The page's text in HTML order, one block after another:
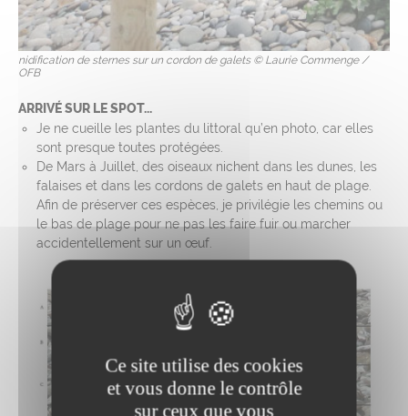
nidification de sternes sur un cordon de galets © Laurie Commenge /
OFB
ARRIVÉ SUR LE SPOT...
Je ne cueille les plantes du littoral qu’en photo, car elles
sont presque toutes protégées.
De Mars à Juillet, des oiseaux nichent dans les dunes, les
falaises et dans les cordons de galets en haut de plage.
Afin de préserver ces espèces, je privilégie les chemins ou
le bas de plage pour ne pas les faire fuir ou marcher
accidentellement sur un œuf.
Ce site utilise des cookies
et vous donne le contrôle
sur ceux que vous